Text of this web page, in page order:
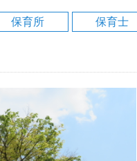
保育所 保育士